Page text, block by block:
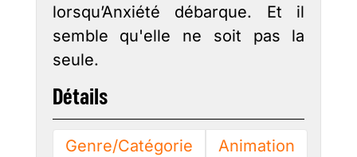
lorsqu’Anxiété débarque. Et il
semble qu'elle ne soit pas la
seule.
Détails
Genre/Catégorie Animation